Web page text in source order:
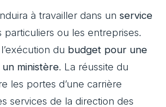
à travailler dans un service
particuliers ou les entreprises.
du budget pour une
ministère. La réussite du
les portes d’une carrière
services de la direction des